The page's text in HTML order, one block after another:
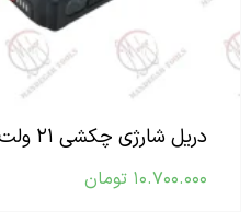
دریل شارژی چکشی ۲۱ ولت براشلس آمازون
۱۰.۷۰۰.۰۰۰ تومان